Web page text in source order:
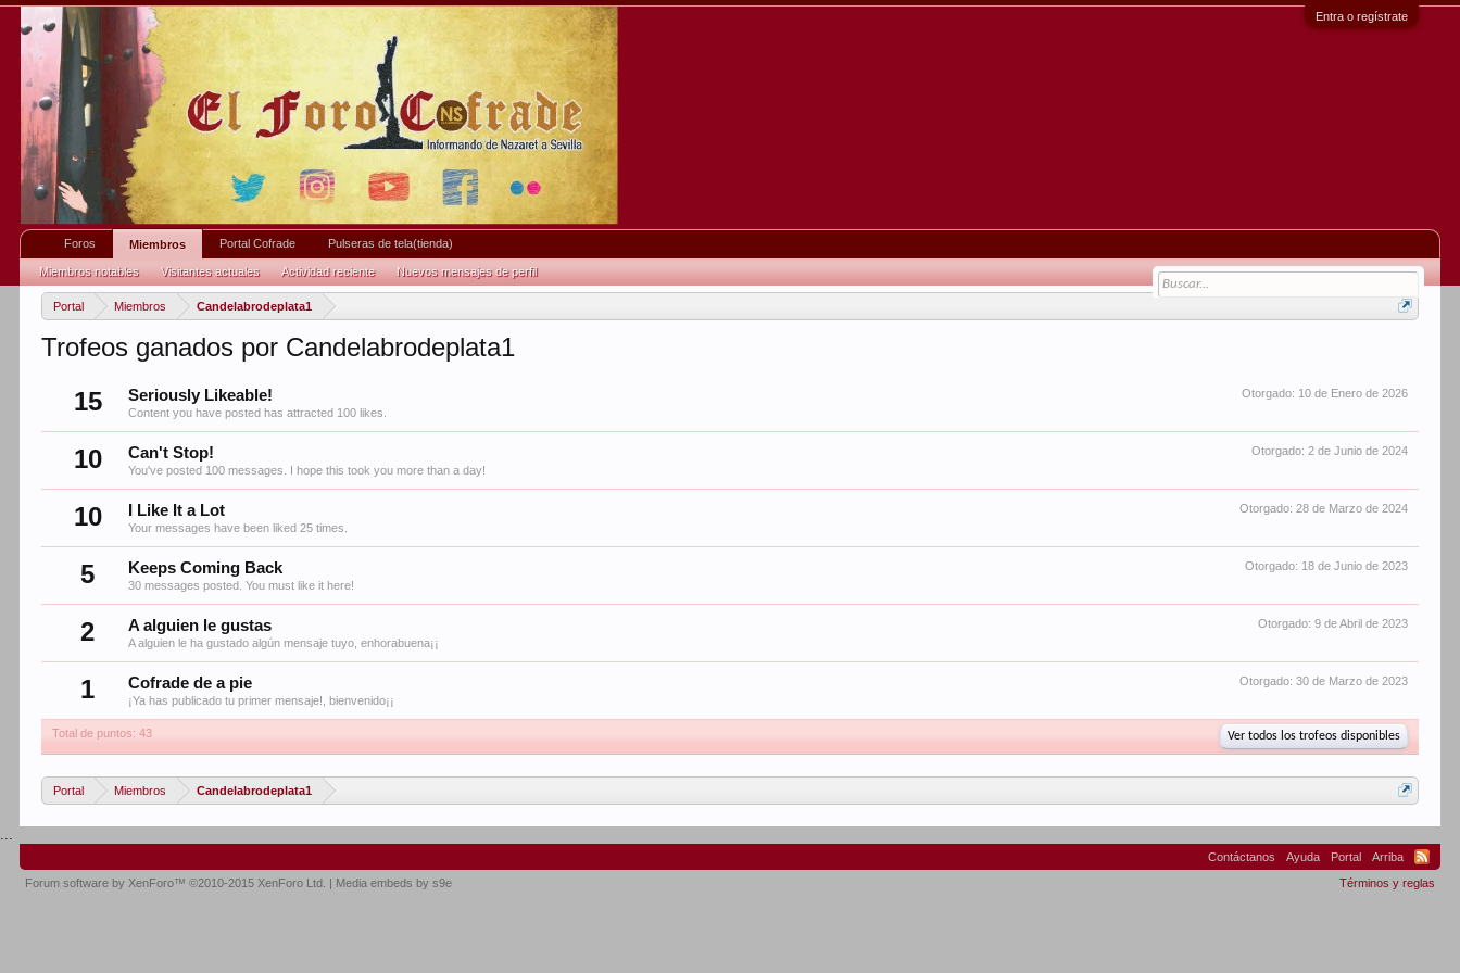
Entra o regístrate
Portal Miembros Candelabrodeplata1
Trofeos ganados por Candelabrodeplata1
15
Otorgado: 10 de Enero de 2026
Seriously Likeable!
Content you have posted has attracted 100 likes.
10 Otorgado: 2 de Junio de 2024
Can't Stop!
You've posted 100 messages. I hope this took you more than a day!
10 Otorgado: 28 de Marzo de 2024
I Like It a Lot
Your messages have been liked 25 times.
5 Otorgado: 18 de Junio de 2023
Keeps Coming Back
30 messages posted. You must like it here!
2 Otorgado: 9 de Abril de 2023
A alguien le gustas
A alguien le ha gustado algún mensaje tuyo, enhorabuena¡¡
1 Otorgado: 30 de Marzo de 2023
Cofrade de a pie
¡Ya has publicado tu primer mensaje!, bienvenido¡¡
Total de puntos: 43 Ver todos los trofeos disponibles
Portal Miembros Candelabrodeplata1
Foros Miembros
Miembros notables Visitantes actuales Actividad reciente Nuevos mensajes de perfil
Portal Cofrade Pulseras de tela(tienda)
...
Contáctanos Ayuda Portal
Arriba
Términos y reglas
Forum software by XenForo™©2010-2015 XenForo Ltd. | Media embeds by s9e